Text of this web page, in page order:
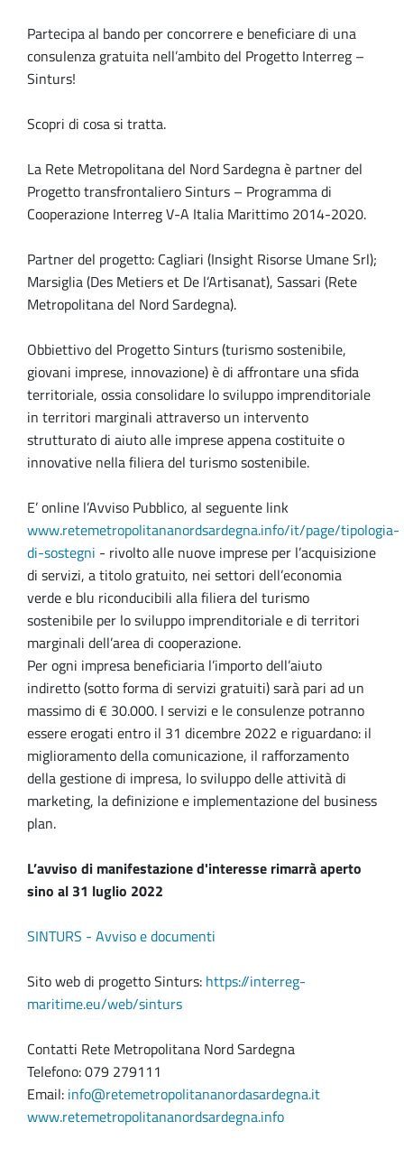
Partecipa al bando per concorrere e beneficiare di una
consulenza gratuita nell’ambito del Progetto Interreg –
Sinturs!
Scopri di cosa si tratta.
La Rete Metropolitana del Nord Sardegna è partner del
Progetto transfrontaliero Sinturs – Programma di
Cooperazione Interreg V-A Italia Marittimo 2014-2020.
Partner del progetto: Cagliari (Insight Risorse Umane Srl);
Marsiglia (Des Metiers et De l’Artisanat), Sassari (Rete
Metropolitana del Nord Sardegna).
Obbiettivo del Progetto Sinturs (turismo sostenibile,
giovani imprese, innovazione) è di affrontare una sfida
territoriale, ossia consolidare lo sviluppo imprenditoriale
in territori marginali attraverso un intervento
strutturato di aiuto alle imprese appena costituite o
innovative nella filiera del turismo sostenibile.
E’ online l’Avviso Pubblico, al seguente link
www.retemetropolitananordsardegna.info/it/page/tipologia-
di-sostegni - rivolto alle nuove imprese per l’acquisizione
di servizi, a titolo gratuito, nei settori dell’economia
verde e blu riconducibili alla filiera del turismo
sostenibile per lo sviluppo imprenditoriale e di territori
marginali dell’area di cooperazione.
Per ogni impresa beneficiaria l’importo dell’aiuto
indiretto (sotto forma di servizi gratuiti) sarà pari ad un
massimo di € 30.000. I servizi e le consulenze potranno
essere erogati entro il 31 dicembre 2022 e riguardano: il
miglioramento della comunicazione, il rafforzamento
della gestione di impresa, lo sviluppo delle attività di
marketing, la definizione e implementazione del business
plan.
L’avviso di manifestazione d'interesse rimarrà aperto
sino al 31 luglio 2022
SINTURS - Avviso e documenti
Sito web di progetto Sinturs: https://interreg-
maritime.eu/web/sinturs
Contatti Rete Metropolitana Nord Sardegna
Telefono: 079 279111
Email: info@retemetropolitananordasardegna.it
www.retemetropolitananordsardegna.info